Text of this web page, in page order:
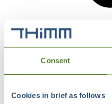
Consent
Cookies in brief as follows